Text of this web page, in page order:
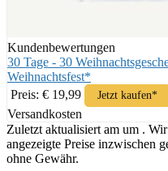
Kundenbewertungen
30 Tage - 30
Weihnachtsfest*
Preis: € 19,99
Jetzt kaufen*
Versandkosten
Zuletzt aktualisiert am um .
angezeigte Preise inzwischen
ohne Gewähr.